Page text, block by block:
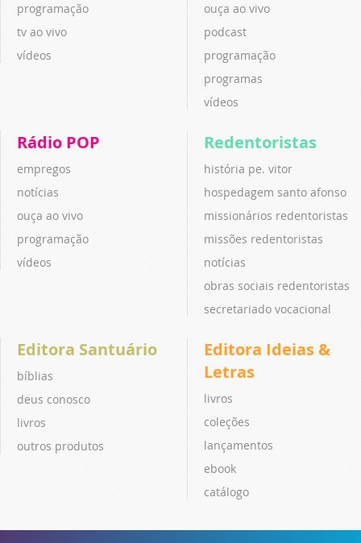
programação
tv ao vivo
vídeos
ouça ao vivo
podcast
programação
programas
vídeos
Rádio POP
empregos
notícias
ouça ao vivo
programação
vídeos
Redentoristas
história pe. vitor
hospedagem santo afonso
missionários redentoristas
missões redentoristas
notícias
obras sociais redentoristas
secretariado vocacional
Editora Santuário
bíblias
deus conosco
livros
outros produtos
Editora Ideias &
Letras
livros
coleções
lançamentos
ebook
catálogo